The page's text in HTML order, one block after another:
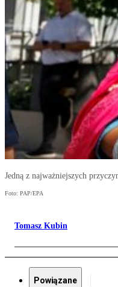
Jedną z najważniejszych
Foto: PAP/EPA
Tomasz Kubin
Powiązane